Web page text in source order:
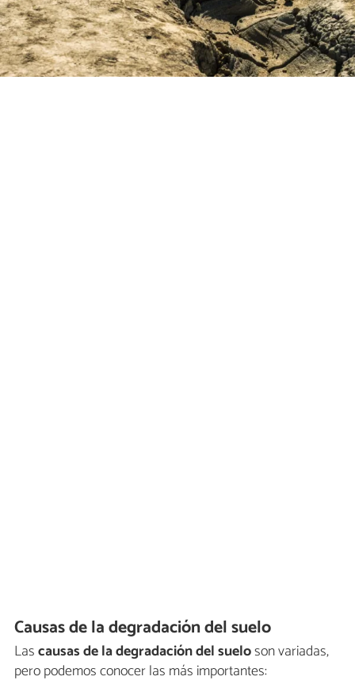
Causas de la degradación del suelo
Lascausas de la degradación del sueloson variadas,
pero podemos conocer las más importantes: